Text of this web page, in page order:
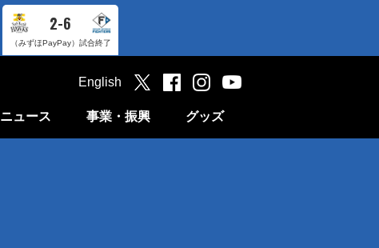
2-6
（みずほPayPay） 試合終了
ニュース 事業・振興 グッズ
English